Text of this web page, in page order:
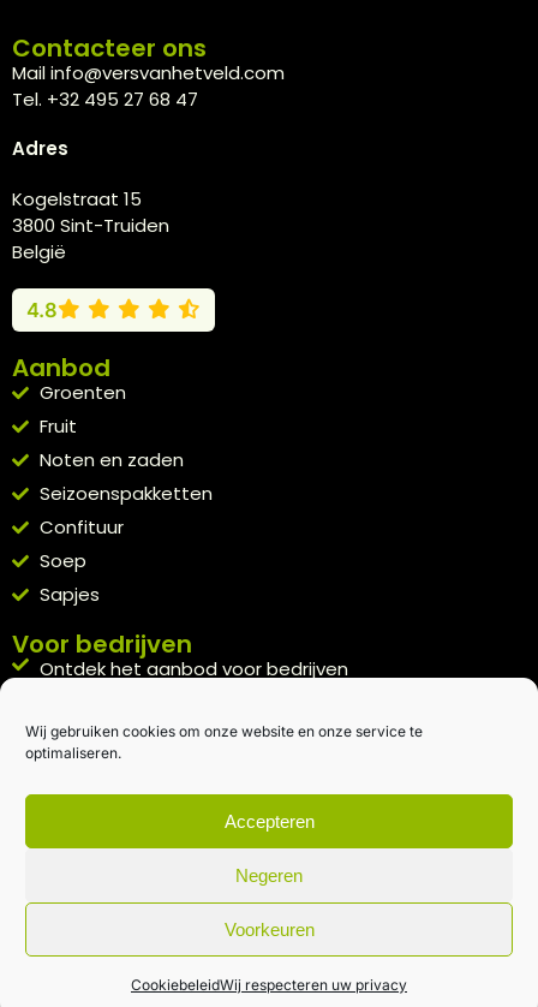
Wij gebruiken cookies om onze website en onze service te
optimaliseren.
Accepteren
Negeren
Voorkeuren
CookiebeleidWij respecteren uw privacy
Contacteer ons
Mail info@versvanhetveld.com
Tel. +32 495 27 68 47
Adres
Kogelstraat 15
3800 Sint-Truiden
België
4.8
Aanbod
Groenten
Fruit
Noten en zaden
Seizoenspakketten
Confituur
Soep
Sapjes
Voor bedrijven
Ontdek het aanbod voor bedrijven
Kennismakingspakket aanvragen
Blijft op de hoogte
Rechtstreeks van het veld naar je inbox.
Inschrijven nieuwsbrief
Algemene voorwaarden|Privacybeleid| gemaakt met door
creativitijd